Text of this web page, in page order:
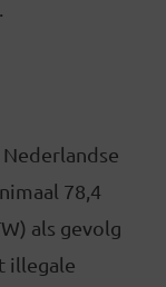
Nederlandse
78,4
als gevolg
illegale